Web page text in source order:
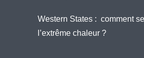
Western States : comment
l’extrême chaleur ?